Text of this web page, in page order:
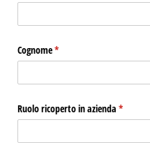
Cognome*
(richiesto)
Ruolo ricoperto in azienda *
(richiesto)